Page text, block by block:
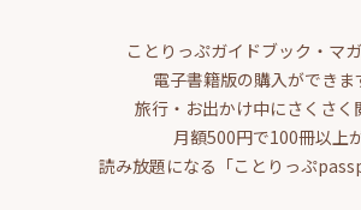
ことりっぷガイドブック・マ
電子書籍版の購入ができま
旅行・お出かけ中にさくさく
月額500円で100冊以上
読み放題になる「ことりっぷ